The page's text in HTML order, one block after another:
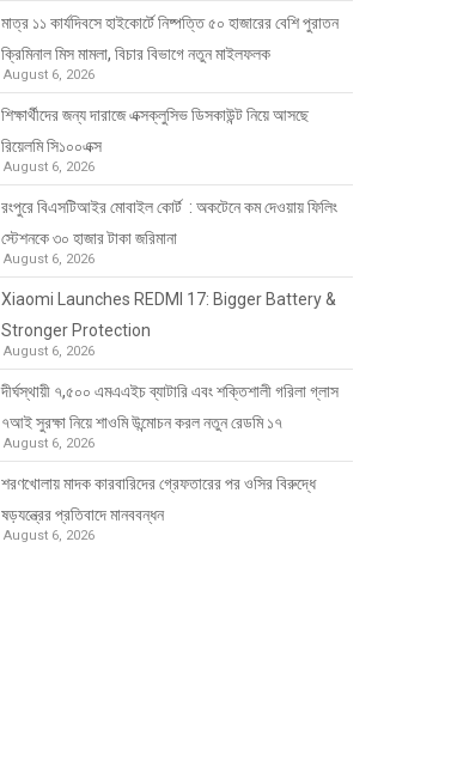
মাত্র ১১ কার্যদিবসে হাইকোর্টে নিষ্পত্তি ৫০ হাজারের বেশি পুরাতন
ক্রিমিনাল মিস মামলা, বিচার বিভাগে নতুন মাইলফলক
August 6, 2026
শিক্ষার্থীদের জন্য দারাজে এক্সক্লুসিভ ডিসকাউন্ট নিয়ে আসছে
রিয়েলমি সি১০০এক্স
August 6, 2026
রংপুরে বিএসটিআইর মোবাইল কোর্ট : অকটেনে কম দেওয়ায় ফিলিং
স্টেশনকে ৩০ হাজার টাকা জরিমানা
August 6, 2026
Xiaomi Launches REDMI 17: Bigger Battery &
Stronger Protection
August 6, 2026
দীর্ঘস্থায়ী ৭,৫০০ এমএএইচ ব্যাটারি এবং শক্তিশালী গরিলা গ্লাস
৭আই সুরক্ষা নিয়ে শাওমি উন্মোচন করল নতুন রেডমি ১৭
August 6, 2026
শরণখোলায় মাদক কারবারিদের গ্রেফতারের পর ওসির বিরুদ্ধে
ষড়যন্ত্রের প্রতিবাদে মানববন্ধন
August 6, 2026